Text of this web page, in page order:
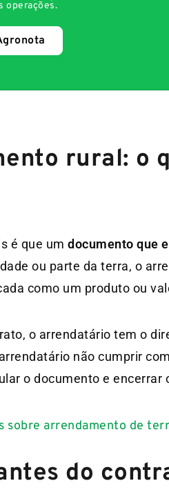
operações.
rural: o
é que um documento que
ou parte da terra, o
como um produto ou
o arrendatário tem o
não cumprir
o documento e encerrar
sobre arrendamento de
do